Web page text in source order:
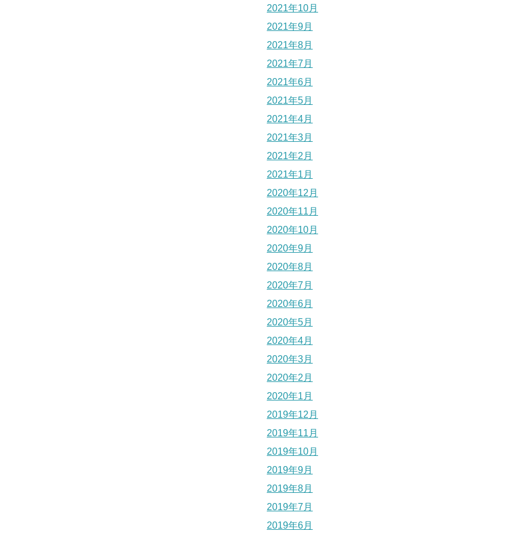
2021年10月
2021年9月
2021年8月
2021年7月
2021年6月
2021年5月
2021年4月
2021年3月
2021年2月
2021年1月
2020年12月
2020年11月
2020年10月
2020年9月
2020年8月
2020年7月
2020年6月
2020年5月
2020年4月
2020年3月
2020年2月
2020年1月
2019年12月
2019年11月
2019年10月
2019年9月
2019年8月
2019年7月
2019年6月